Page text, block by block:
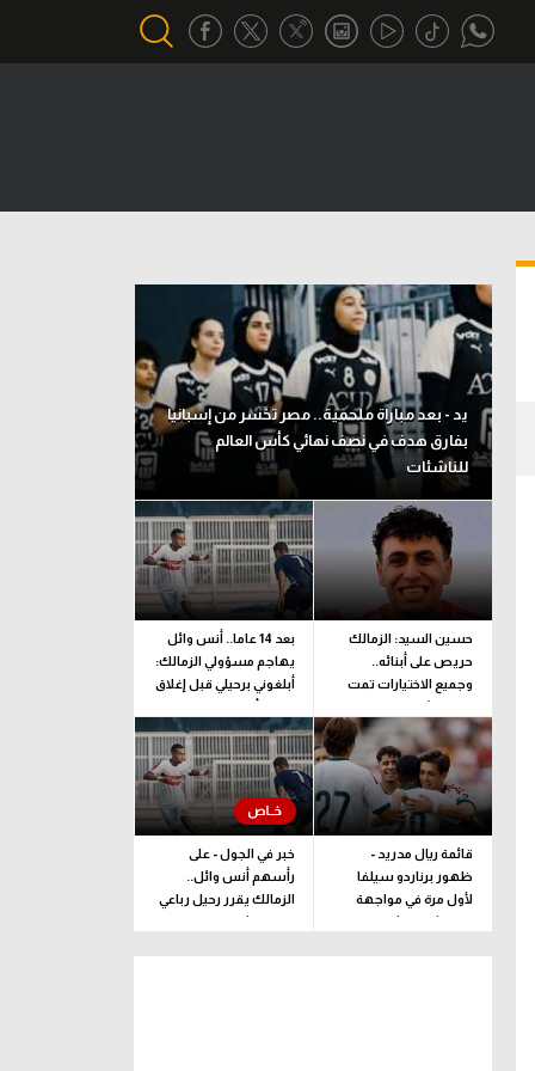
تحقيق في الجول
تقرير في الجول
تحليل في الجول
حكايات في الجول
كويز في الجول
فيديو في الجول
يد - بعد مباراة ملحمية.. مصر تخسر من إسبانيا
بفارق هدف في نصف نهائي كأس العالم
للناشئات
حسين السيد: الزمالك
حريص على أبنائه..
وجميع الاختيارات تمت
وفقا لرؤية فنية بحتة
بعد 14 عاما.. أنس وائل
يهاجم مسؤولي الزمالك:
أبلغوني برحيلي قبل إغلاق
القيد بأيام
قائمة ريال مدريد -
ظهور برناردو سيلفا
لأول مرة في مواجهة
فرينتشفاروشي
خبر في الجول - على
رأسهم أنس وائل..
الزمالك يقرر رحيل رباعي
فريق الشباب